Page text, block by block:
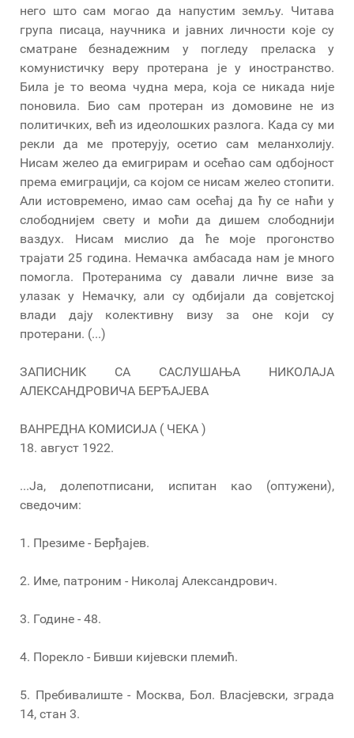
него што сам могао да напустим земљу. Читава
група писаца, научника и јавних личности које су
сматране безнадежним у погледу преласка у
комунистичку веру протерана је у иностранство.
Била је то веома чудна мера, која се никада није
поновила. Био сам протеран из домовине не из
политичких, већ из идеолошких разлога. Када су ми
рекли да ме протерују, осетио сам меланхолију.
Нисам желео да емигрирам и осећао сам одбојност
према емиграцији, са којом се нисам желео стопити.
Али истовремено, имао сам осећај да ћу се наћи у
слободнијем свету и моћи да дишем слободнији
ваздух. Нисам мислио да ће моје прогонство
трајати 25 година. Немачка амбасада нам је много
помогла. Протеранима су давали личне визе за
улазак у Немачку, али су одбијали да совјетској
влади дају колективну визу за оне који су
протерани. (...)
ЗАПИСНИК СА САСЛУШАЊА НИКОЛАЈА
АЛЕКСАНДРОВИЧА БЕРЂАЈЕВА
ВАНРЕДНА КОМИСИЈА ( ЧЕКА )
18. август 1922.
...Ја, долепотписани, испитан као (оптужени),
сведочим:
1. Презиме - Берђајев.
2. Име, патроним - Николај Александрович.
3. Године - 48.
4. Порекло - Бивши кијевски племић.
5. Пребивалиште - Москва, Бол. Власјевски, зграда
14, стан 3.